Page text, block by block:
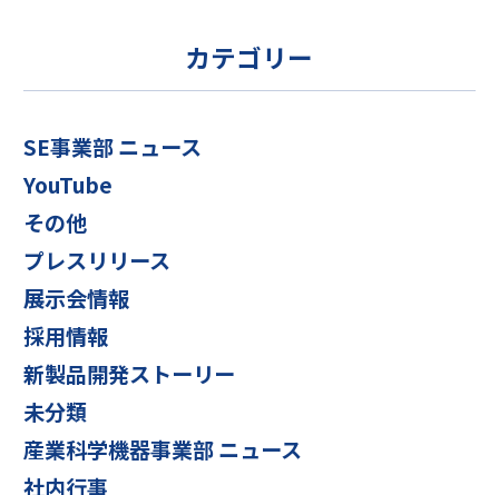
カテゴリー
SE事業部 ニュース
YouTube
その他
プレスリリース
展示会情報
採用情報
新製品開発ストーリー
未分類
産業科学機器事業部 ニュース
社内行事